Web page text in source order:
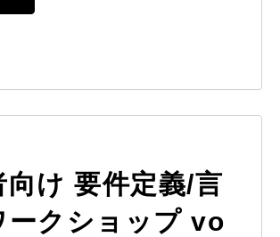
向け 要件定義/言
ークショップ vo